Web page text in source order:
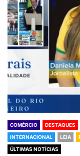
COMÉRCIO DESTAQUES
INTERNACIONAL
LEIA
ÚLTIMAS NOTÍCIAS